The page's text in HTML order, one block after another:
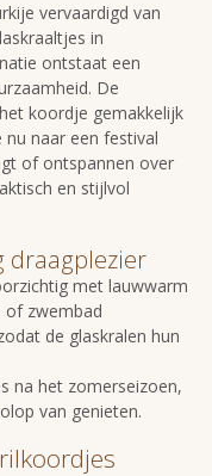
vervaardigd van
in
ontstaat een
De
koordje gemakkelijk
nu naar een festival
of ontspannen over
en stijlvol
draagplezier
met lauwwarm
zwembad
de glaskralen hun
na het zomerseizoen,
van genieten.